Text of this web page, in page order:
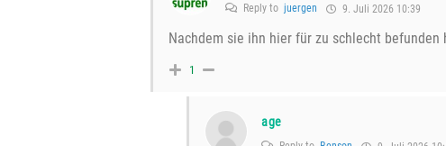
Reply to juergen 9. Juli 2026 10:39
Nachdem sie ihn hier für zu schlecht befunden
1
age